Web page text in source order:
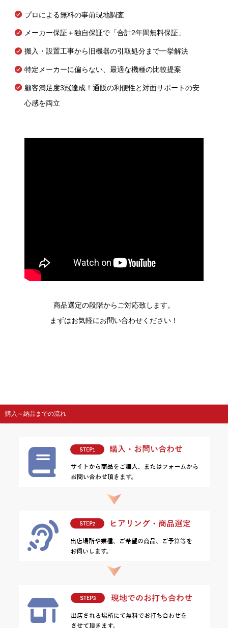
プロによる無料の事前現地調査
メーカー保証＋独自保証で「合計2年間無料保証」
搬入・設置工事から旧機器の引取処分まで一挙解決
特定メーカーに偏らない、最適な機種の比較提案
顧客満足度3冠達成！通販の利便性と対面サポートの安
心感を両立
商品選定の段階からご対応致します。
まずはお気軽にお問い合わせください！
購入～納品までの流れ